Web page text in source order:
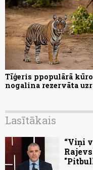
Tīģeris ppopulārā
nogalina rezervāta
Lasītākais
“Viņi